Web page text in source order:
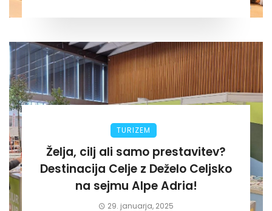
TURIZEM
Želja, cilj ali samo prestavitev?
Destinacija Celje z Deželo Celjsko
na sejmu Alpe Adria!
29. januarja, 2025